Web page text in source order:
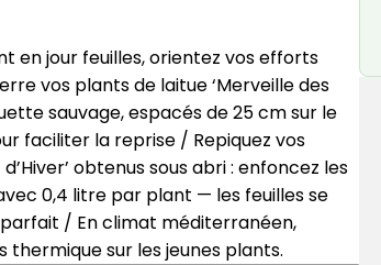
en jour feuilles, orientez vos efforts
vos plants de laitue ‘Merveille des
sauvage, espacés de 25 cm sur le
faciliter la reprise / Repiquez vos
obtenus sous abri : enfoncez les
0,4 litre par plant — les feuilles se
/ En climat méditerranéen,
sur les jeunes plants.